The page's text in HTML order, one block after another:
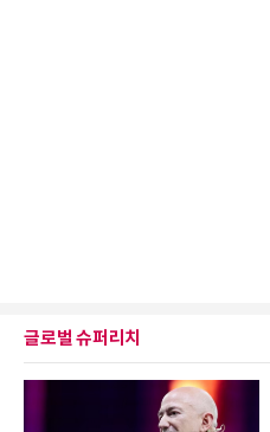
글로벌 슈퍼리치